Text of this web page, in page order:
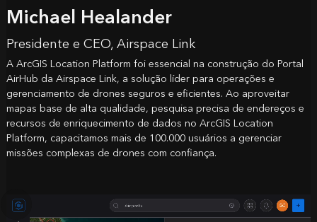
Michael Healander
Presidente e CEO, Airspace Link
A ArcGIS Location Platform foi essencial na construção do Portal
AirHub da Airspace Link, a solução líder para operações e
gerenciamento de drones seguros e eficientes. Ao aproveitar
mapas base de alta qualidade, pesquisa precisa de endereços e
recursos de enriquecimento de dados no ArcGIS Location
Platform, capacitamos mais de 100.000 usuários a gerenciar
missões complexas de drones com confiança.